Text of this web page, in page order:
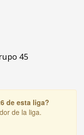
45
de esta liga?
de la liga.